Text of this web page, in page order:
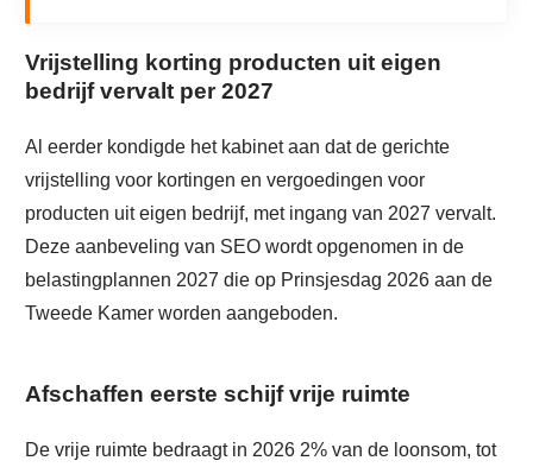
Vrijstelling korting producten uit eigen
bedrijf vervalt per 2027
Al eerder kondigde het kabinet aan dat de gerichte
vrijstelling voor kortingen en vergoedingen voor
producten uit eigen bedrijf, met ingang van 2027 vervalt.
Deze aanbeveling van SEO wordt opgenomen in de
belastingplannen 2027 die op Prinsjesdag 2026 aan de
Tweede Kamer worden aangeboden.
Afschaffen eerste schijf vrije ruimte
De vrije ruimte bedraagt in 2026 2% van de loonsom, tot